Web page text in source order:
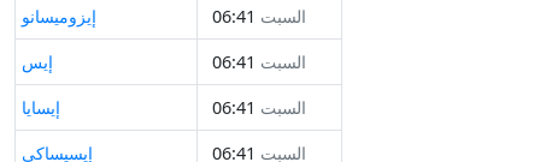
إيزوميسانو
السبت 06:41
إيس
السبت 06:41
إيسايا
السبت 06:41
إيسيساكي
السبت 06:41